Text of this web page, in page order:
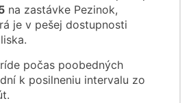
na zastávke Pezinok,
je v pešej dostupnosti
počas poobedných
k posilneniu intervalu zo